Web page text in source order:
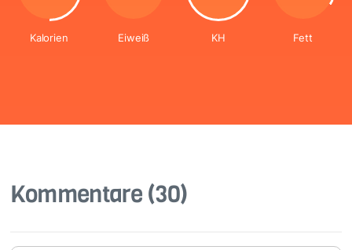
Kalorien Eiweiß KH Fett
Kommentare (30)